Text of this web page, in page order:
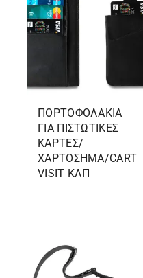
ΠΟΡΤΟΦΟΛΑΚΙΑ
ΓΙΑ ΠΙΣΤΩΤΙΚΕΣ
ΚΑΡΤΕΣ/
ΧΑΡΤΟΣΗΜΑ/CART
VISIT ΚΛΠ